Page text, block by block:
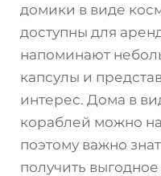
домики в виде
доступны для
напоминают
капсулы и
интерес. Дома в
кораблей можно
поэтому важно
получить